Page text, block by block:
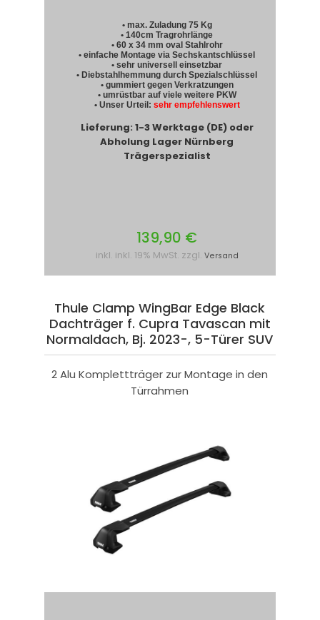
• max. Zuladung 75 Kg
• 140cm Tragrohrlänge
• 60 x 34 mm oval Stahlrohr
• einfache Montage via Sechskantschlüssel
• sehr universell einsetzbar
• Diebstahlhemmung durch Spezialschlüssel
• gummiert gegen Verkratzungen
• umrüstbar auf viele weitere PKW
• Unser Urteil: sehr empfehlenswert
Lieferung: 1-3 Werktage (DE) oder
Abholung Lager Nürnberg
Trägerspezialist
139,90 €
inkl. inkl. 19% MwSt. zzgl. Versand
Thule Clamp WingBar Edge Black
Dachträger f. Cupra Tavascan mit
Normaldach, Bj. 2023-, 5-Türer SUV
2 Alu Komplettträger zur Montage in den
Türrahmen